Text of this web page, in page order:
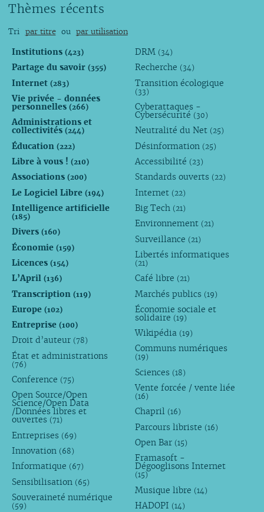
Thèmes récents
Tri par titre ou par utilisation
Institutions (423)
Partage du savoir (355)
Internet (283)
Vie privée - données
personnelles (266)
Administrations et
collectivités (244)
Éducation (222)
Libre à vous ! (210)
Associations (200)
Le Logiciel Libre (194)
Intelligence artificielle
(185)
Divers (160)
Économie (159)
Licences (154)
L’April (136)
Transcription (119)
Europe (102)
Entreprise (100)
Droit d’auteur (78)
État et administrations
(76)
Conference (75)
Open Source/Open
Science/Open Data
/Données libres et
ouvertes (71)
Entreprises (69)
Innovation (68)
Informatique (67)
Sensibilisation (65)
Souveraineté numérique
(59)
DRM (34)
Recherche (34)
Transition écologique
(33)
Cyberattaques -
Cybersécurité (30)
Neutralité du Net (25)
Désinformation (25)
Accessibilité (23)
Standards ouverts (22)
Internet (22)
Big Tech (21)
Environnement (21)
Surveillance (21)
Libertés informatiques
(21)
Café libre (21)
Marchés publics (19)
Économie sociale et
solidaire (19)
Wikipédia (19)
Communs numériques
(19)
Sciences (18)
Vente forcée / vente liée
(16)
Chapril (16)
Parcours libriste (16)
Open Bar (15)
Framasoft -
Dégooglisons Internet
(15)
Musique libre (14)
HADOPI (14)